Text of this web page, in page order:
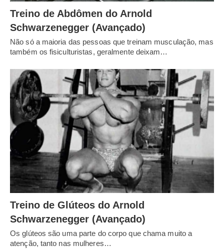
Treino de Abdômen do Arnold
Schwarzenegger (Avançado)
Não só a maioria das pessoas que treinam musculação, mas
também os fisiculturistas, geralmente deixam…
Treino de Glúteos do Arnold
Schwarzenegger (Avançado)
Os glúteos são uma parte do corpo que chama muito a
atenção, tanto nas mulheres…